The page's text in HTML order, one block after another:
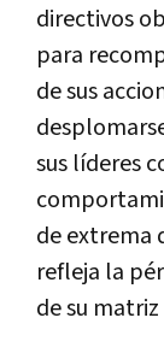
directivos
para
de sus
sus líderes
de extrema
refleja la
de su matriz